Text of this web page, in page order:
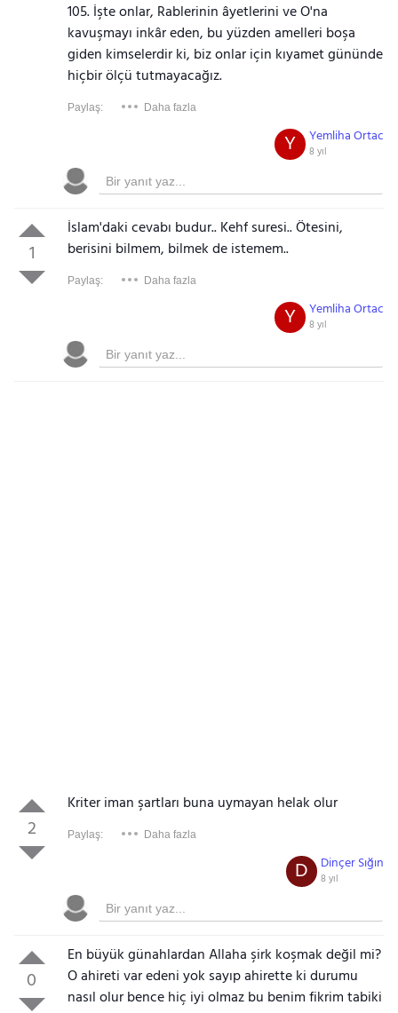
105. İşte onlar, Rablerinin âyetlerini ve O'na
kavuşmayı inkâr eden, bu yüzden amelleri boşa
giden kimselerdir ki, biz onlar için kıyamet gününde
hiçbir ölçü tutmayacağız.
Paylaş: Daha fazla
Yemliha Ortac
8 yıl
Y
1
İslam'daki cevabı budur.. Kehf suresi.. Ötesini,
berisini bilmem, bilmek de istemem..
Paylaş: Daha fazla
Yemliha Ortac
8 yıl
Y
2
Kriter iman şartları buna uymayan helak olur
Paylaş: Daha fazla
Dinçer Sığın
8 yıl
D
0
En büyük günahlardan Allaha şirk koşmak değil mi?
O ahireti var edeni yok sayıp ahirette ki durumu
nasıl olur bence hiç iyi olmaz bu benim fikrim tabiki